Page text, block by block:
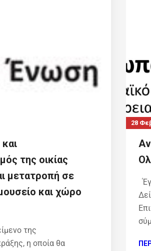
της οικίας
μετατροπή σε
και χώρο
της
η οποία θα
28